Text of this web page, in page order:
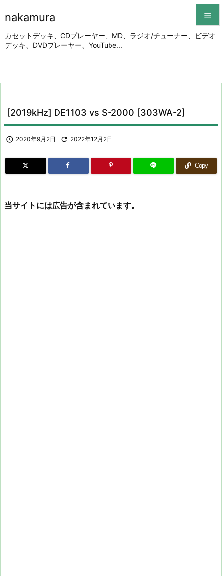
nakamura
カセットデッキ、CDプレーヤー、MD、ラジオ/チューナー、ビデオ
デッキ、DVDプレーヤー、YouTube...



[2019kHz] DE1103 vs S-2000 [303WA-2]
 2020年9月2日  2022年12月2日
Copy
当サイトには広告が含まれています。